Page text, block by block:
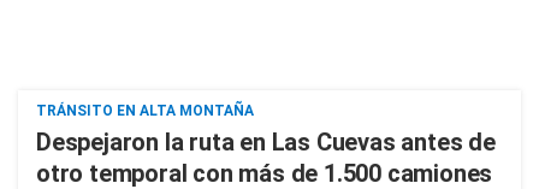
TRÁNSITO EN ALTA MONTAÑA
Despejaron la ruta en Las Cuevas antes de
otro temporal con más de 1.500 camiones